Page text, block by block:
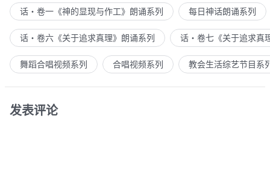
话・卷一《神的显现与作工》朗诵系列 每日神话朗诵系列
话・卷六《关于追求真理》朗诵系列 话・卷七《关于追求真
舞蹈合唱视频系列 合唱视频系列 教会生活综艺节目系
发表评论